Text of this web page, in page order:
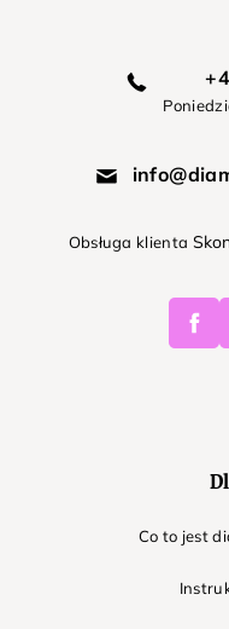
Obsługa klienta
Co to jest